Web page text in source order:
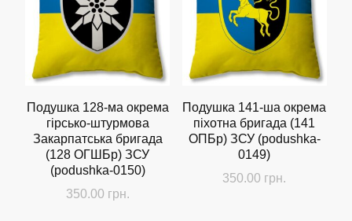
Подушка 128-ма окрема
гірсько-штурмова
Закарпатська бригада
(128 ОГШБр) ЗСУ
(podushka-0150)
350.00 грн.
Подушка 141-ша окрема
піхотна бригада (141
ОПБр) ЗСУ (podushka-
0149)
350.00 грн.